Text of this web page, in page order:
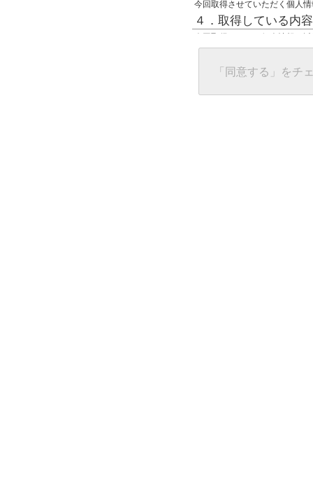
今回取得させていただく個人
４．取得している内
今回取得している個人情報は
任意の名前
グローバルIPアドレス
接続ホスト情報
５．個人情報に関す
「同意する」をチ